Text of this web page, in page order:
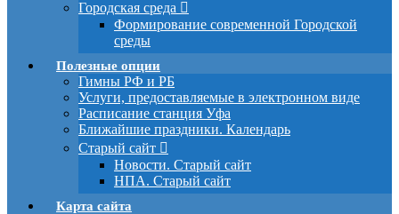
Городская среда
Формирование современной Городской
среды
Полезные опции
Гимны РФ и РБ
Услуги, предоставляемые в электронном виде
Расписание станция Уфа
Ближайшие праздники. Календарь
Старый сайт
Новости. Старый сайт
НПА. Старый сайт
Карта сайта